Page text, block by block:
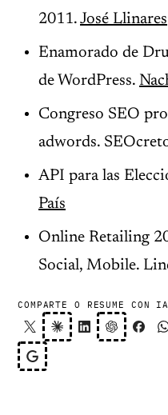
2011. José Llinares
Enamorado de
de WordPress.
Congreso SEO
adwords.
API para las
País
Online Retailing
Social, Mobile.
COMPARTE O RESUME CON IA